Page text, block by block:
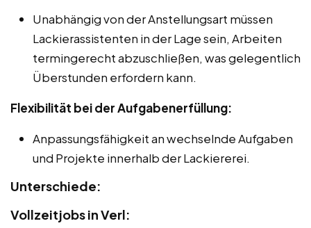
Unabhängig von der Anstellungsart müssen
Lackierassistenten in der Lage sein, Arbeiten
termingerecht abzuschließen, was gelegentlich
Überstunden erfordern kann.
Flexibilität bei der Aufgabenerfüllung:
Anpassungsfähigkeit an wechselnde Aufgaben
und Projekte innerhalb der Lackiererei.
Unterschiede:
Vollzeitjobs in Verl: